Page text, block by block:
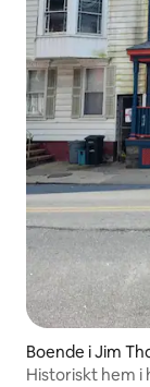
Boende i Jim
Historiskt hem i